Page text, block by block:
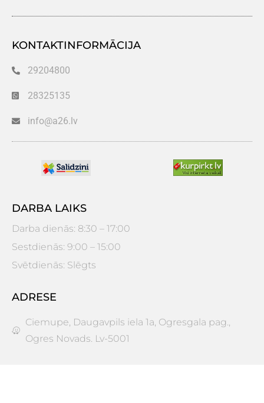
KONTAKTINFORMĀCIJA
29204800
28325135
info@a26.lv
DARBA LAIKS
Darba dienās: 8:30 – 17:00
Sestdienās: 9:00 – 15:00
Svētdienās: Slēgts
ADRESE
Ciemupe, Daugavpils iela 1a, Ogresgala pag.,
Ogres Novads. Lv-5001